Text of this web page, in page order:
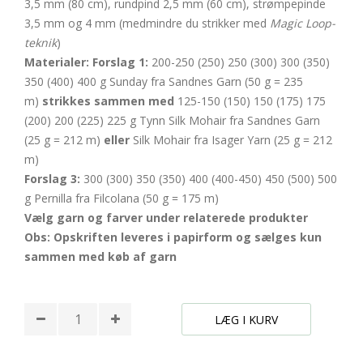
3,5 mm (80 cm), rundpind 2,5 mm (60 cm), strømpepinde
3,5 mm og 4 mm (medmindre du strikker med Magic Loop-
teknik)
Materialer: Forslag 1: 200-250 (250) 250 (300) 300 (350)
350 (400) 400 g Sunday fra Sandnes Garn (50 g = 235
m) strikkes sammen med 125-150 (150) 150 (175) 175
(200) 200 (225) 225 g Tynn Silk Mohair fra Sandnes Garn
(25 g = 212 m) eller Silk Mohair fra Isager Yarn (25 g = 212
m)
Forslag 3: 300 (300) 350 (350) 400 (400-450) 450 (500) 500
g Pernilla fra Filcolana (50 g = 175 m)
Vælg garn og farver under relaterede produkter
Obs: Opskriften leveres i papirform og sælges kun
sammen med køb af garn
LÆG I KURV